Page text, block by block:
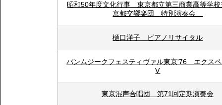
昭和50年度文化行事 東京都立第三商業高等学
京都交響楽団 特別演奏会
樋口洋子 ピアノリサイタル
パンムジークフェスティヴァル東京'76 エクス
Ⅴ
東京混声合唱団 第71回定期演奏会